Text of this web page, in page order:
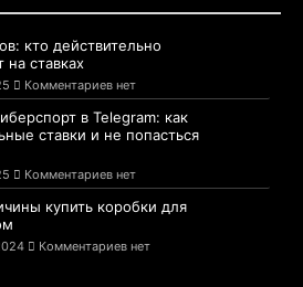
кто действительно
на ставках
Комментариев нет
в Telegram: как
ставки и не попасться
Комментариев нет
купить коробки для
Комментариев нет